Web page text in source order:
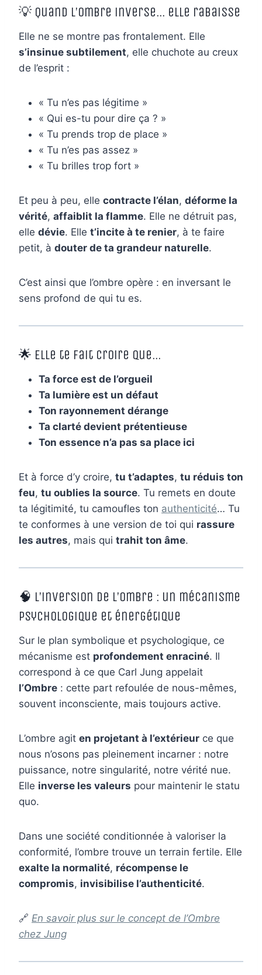
💡 Quand l’ombre inverse… elle rabaisse
Elle ne se montre pas frontalement. Elle
s’insinue subtilement, elle chuchote au creux
de l’esprit :
« Tu n’es pas légitime »
« Qui es-tu pour dire ça ? »
« Tu prends trop de place »
« Tu n’es pas assez »
« Tu brilles trop fort »
Et peu à peu, elle contracte l’élan, déforme la
vérité, affaiblit la flamme. Elle ne détruit pas,
elle dévie. Elle t’incite à te renier, à te faire
petit, à douter de ta grandeur naturelle.
C’est ainsi que l’ombre opère : en inversant le
sens profond de qui tu es.
🌟 Elle te fait croire que…
Ta force est de l’orgueil
Ta lumière est un défaut
Ton rayonnement dérange
Ta clarté devient prétentieuse
Ton essence n’a pas sa place ici
Et à force d’y croire, tu t’adaptes, tu réduis ton
feu, tu oublies la source. Tu remets en doute
ta légitimité, tu camoufles ton authenticité… Tu
te conformes à une version de toi qui rassure
les autres, mais qui trahit ton âme.
🧠 L’inversion de l’ombre : un mécanisme
psychologique et énergétique
Sur le plan symbolique et psychologique, ce
mécanisme est profondement enraciné. Il
correspond à ce que Carl Jung appelait
l’Ombre : cette part refoulée de nous-mêmes,
souvent inconsciente, mais toujours active.
L’ombre agit en projetant à l’extérieur ce que
nous n’osons pas pleinement incarner : notre
puissance, notre singularité, notre vérité nue.
Elle inverse les valeurs pour maintenir le statu
quo.
Dans une société conditionnée à valoriser la
conformité, l’ombre trouve un terrain fertile. Elle
exalte la normalité, récompense le
compromis, invisibilise l’authenticité.
🔗 En savoir plus sur le concept de l’Ombre
chez Jung